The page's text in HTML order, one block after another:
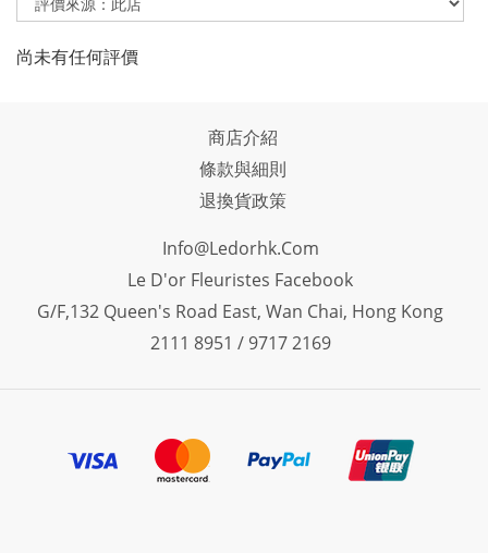
尚未有任何評價
商店介紹
條款與細則
退換貨政策
Info@ledorhk.com
Le D'or Fleuristes Facebook
G/F,132 Queen's Road East, Wan Chai, Hong Kong
2111 8951 / 9717 2169